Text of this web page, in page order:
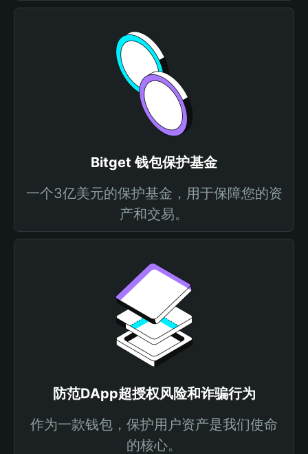
Bitget 钱包保护基金
一个3亿美元的保护基金，用于保障您的资
产和交易。
防范DApp超授权风险和诈骗行为
作为一款钱包，保护用户资产是我们使命
的核心。